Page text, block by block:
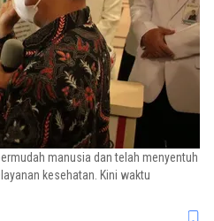
manusia dan telah menyentuh
kesehatan. Kini waktu